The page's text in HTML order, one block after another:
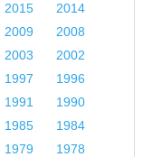
2015
2014
2009
2008
2003
2002
1997
1996
1991
1990
1985
1984
1979
1978